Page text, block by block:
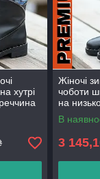
хутрі
Жіночі
чоботи
на
В
3